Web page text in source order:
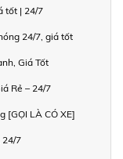
tốt | 24/7
24/7, giá tốt
Giá Tốt
Rẻ – 24/7
[GỌI LÀ CÓ XE]
24/7